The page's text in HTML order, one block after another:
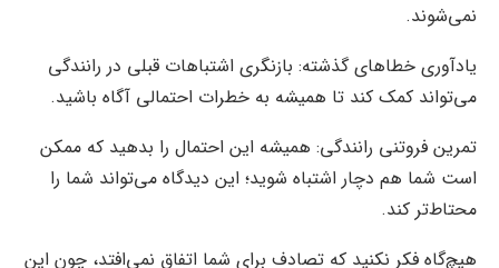
نمی‌شوند.
یادآوری خطاهای گذشته: بازنگری اشتباهات قبلی در رانندگی
می‌تواند کمک کند تا همیشه به خطرات احتمالی آگاه باشید.
تمرین فروتنی رانندگی: همیشه این احتمال را بدهید که ممکن
است شما هم دچار اشتباه شوید؛ این دیدگاه می‌تواند شما را
محتاط‌تر کند.
هیچ‌گاه فکر نکنید که تصادف برای شما اتفاق نمی‌افتد، چون این